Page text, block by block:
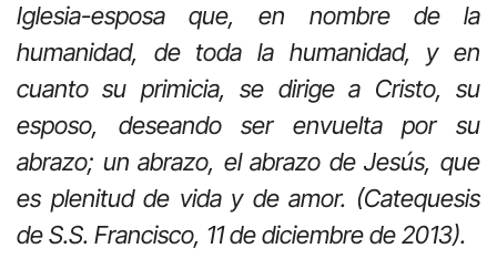
Iglesia-esposa que, en nombre de la
humanidad, de toda la humanidad, y en
cuanto su primicia, se dirige a Cristo, su
esposo, deseando ser envuelta por su
abrazo; un abrazo, el abrazo de Jesús, que
es plenitud de vida y de amor. (Catequesis
de S.S. Francisco, 11 de diciembre de 2013).